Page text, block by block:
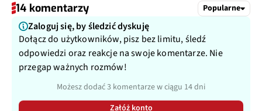
14 komentarzy Popularne
Zaloguj się, by śledzić dyskuję
Dołącz do użytkowników, pisz bez limitu, śledź
odpowiedzi oraz reakcje na swoje komentarze. Nie
przegap ważnych rozmów!
Możesz dodać 3 komentarze w ciągu 14 dni
Załóż konto